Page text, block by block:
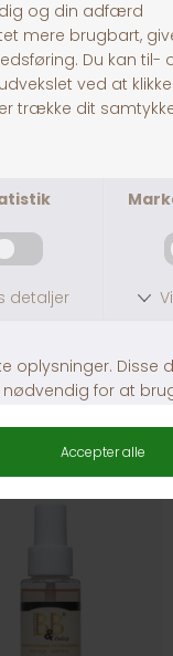
eller en
din hund. Ved
bidrage
tænder og